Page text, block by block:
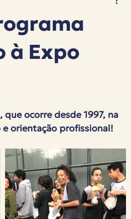
à Expo
ocorre desde 1997, na
e orientação profissional!